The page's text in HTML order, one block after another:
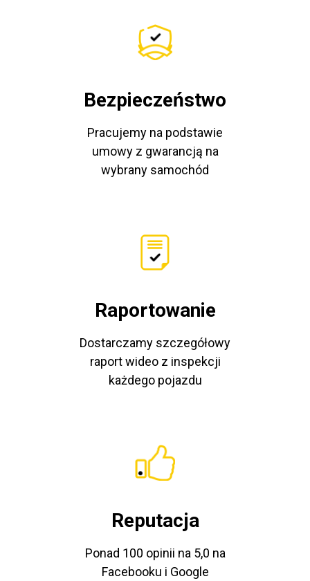
Bezpieczeństwo
Pracujemy na podstawie
umowy z gwarancją na
wybrany samochód
Raportowanie
Dostarczamy szczegółowy
raport wideo z inspekcji
każdego pojazdu
Reputacja
Ponad 100 opinii na 5,0 na
Facebooku i Google